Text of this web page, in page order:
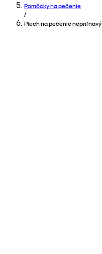
Pomôcky na pečenie
/
Plech na pečenie nepriľnavý